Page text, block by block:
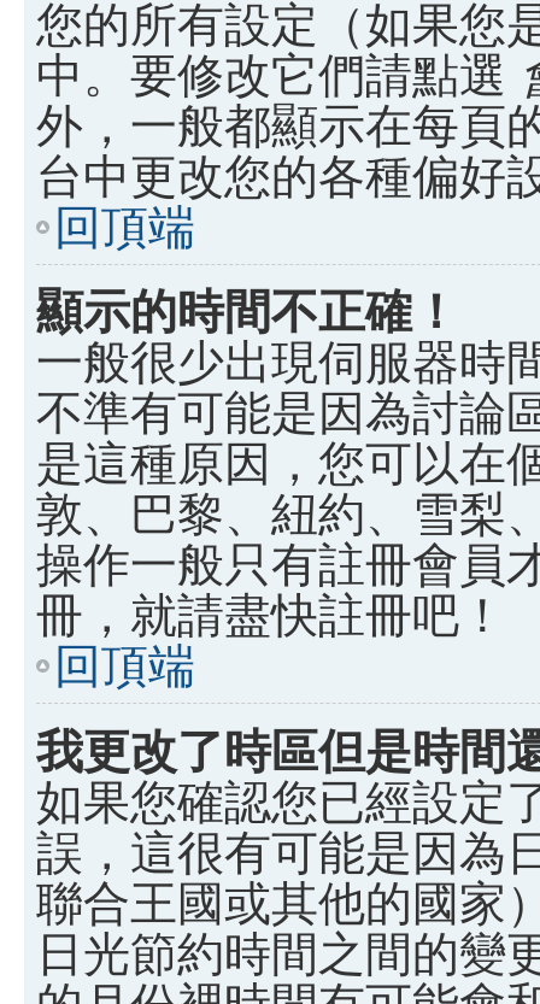
您的所有設定（如果您
中。要修改它們請點選
外，一般都顯示在每頁
台中更改您的各種偏好
回頂端
顯示的時間不正確！
一般很少出現伺服器時
不準有可能是因為討論
是這種原因，您可以在
敦、巴黎、紐約、雪梨
操作一般只有註冊會員
冊，就請盡快註冊吧！
回頂端
我更改了時區但是時間
如果您確認您已經設定
誤，這很有可能是因為
聯合王國或其他的國家
日光節約時間之間的變